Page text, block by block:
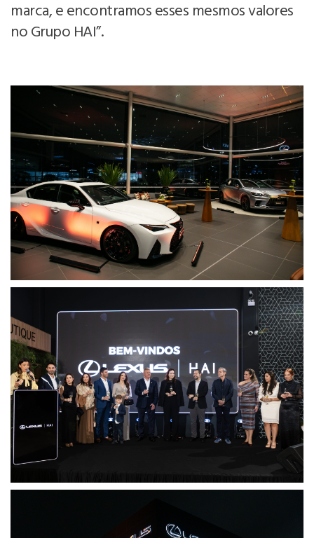
marca, e encontramos esses mesmos valores
no Grupo HAI”.